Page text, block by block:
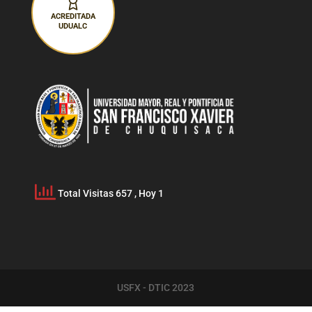
ACREDITADA
UDUALC
Total Visitas 657 , Hoy 1
USFX - DTIC 2023